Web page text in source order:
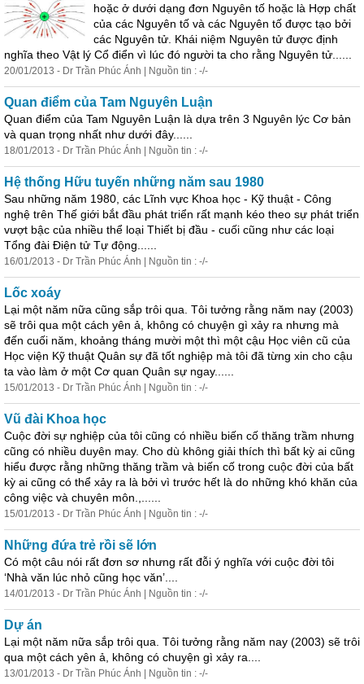
hoặc ở dưới dạng đơn Nguyên tố hoặc là Hợp chất
của các Nguyên tố và các Nguyên tố được tạo bởi
các Nguyên tử. Khái niệm Nguyên tử được định
nghĩa theo Vật lý Cổ điển vì lúc đó người ta cho rằng Nguyên tử......
20/01/2013 - Dr Trần Phúc Ánh | Nguồn tin : -/-
Quan điểm của Tam Nguyên Luận
Quan điểm của Tam Nguyên Luận là dựa trên 3 Nguyên lýc Cơ bản
và quan trọng nhất như dưới đây......
18/01/2013 - Dr Trần Phúc Ánh | Nguồn tin : -/-
Hệ thống Hữu tuyến những năm sau 1980
Sau những năm 1980, các Lĩnh vực Khoa học - Kỹ thuật - Công
nghệ trên Thế giới bắt đầu phát triển rất mạnh kéo theo sự phát triển
vượt bậc của nhiều thể loại Thiết bị đầu - cuối cũng như các loại
Tổng đài Điện tử Tự động......
16/01/2013 - Dr Trần Phúc Ánh | Nguồn tin : -/-
Lốc xoáy
Lại một năm nữa cũng sắp trôi qua. Tôi tưởng rằng năm nay (2003)
sẽ trôi qua một cách yên ả, không có chuyện gì xảy ra nhưng mà
đến cuối năm, khoảng tháng mười một thì một cậu Học viên cũ của
Học viện Kỹ thuật Quân sự đã tốt nghiệp mà tôi đã từng xin cho cậu
ta vào làm ở một Cơ quan Quân sự ngay......
15/01/2013 - Dr Trần Phúc Ánh | Nguồn tin : -/-
Vũ đài Khoa học
Cuộc đời sự nghiệp của tôi cũng có nhiều biến cố thăng trầm nhưng
cũng có nhiều duyên may. Cho dù không giải thích thì bất kỳ ai cũng
hiểu được rằng những thăng trầm và biến cố trong cuộc đời của bất
kỳ ai cũng có thể xảy ra là bởi vì trước hết là do những khó khăn của
công việc và chuyên môn.,......
15/01/2013 - Dr Trần Phúc Ánh | Nguồn tin : -/-
Những đứa trẻ rồi sẽ lớn
Có một câu nói rất đơn sơ nhưng rất đỗi ý nghĩa với cuộc đời tôi
‘Nhà văn lúc nhỏ cũng học văn’....
14/01/2013 - Dr Trần Phúc Ánh | Nguồn tin : -/-
Dự án
Lại một năm nữa sắp trôi qua. Tôi tưởng rằng năm nay (2003) sẽ trôi
qua một cách yên ả, không có chuyện gì xảy ra....
13/01/2013 - Dr Trần Phúc Ánh | Nguồn tin : -/-